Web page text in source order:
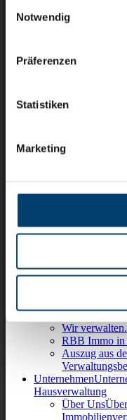
Notwendig
Präferenzen
Statistiken
Marketing
Unsere
Wir
RBB Immo in
Auszug aus
Unternehmen
Hausverwaltung
Über Uns